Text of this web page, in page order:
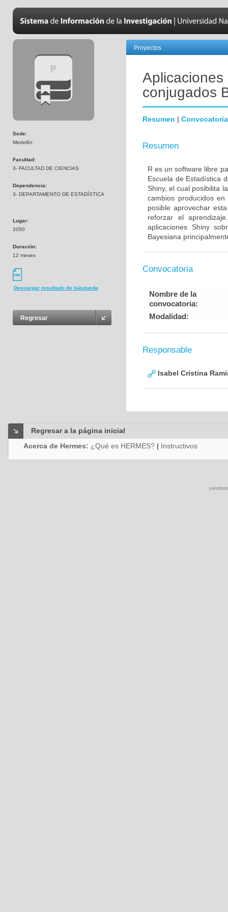
Sede:
Medellín
Facultad:
3- FACULTAD DE CIENCIAS
Dependencia:
3- DEPARTAMENTO DE ESTADÍSTICA
Lugar:
2050
Duración:
12 meses
Descargar resultado de búsqueda
Regresar
Proyectos
conjugados
Resumen | Convocatoria
Resumen
R es un software libre
Escuela de Estadística
Shiny, el cual posibilita
cambios producidos
posible aprovechar
reforzar el
aplicaciones Shiny
Bayesiana
Convocatoria
Nombre de la
convocatoria:
Modalidad:
Responsable
Isabel Cristina
Regresar a la página inicial
Acerca de Hermes: ¿Qué es HERMES? | Instructivos